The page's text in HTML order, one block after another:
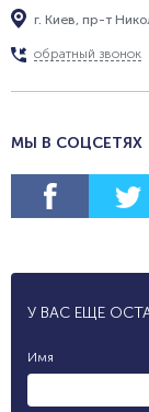
г. Киев, пр-т
обратный звонок
МЫ В СОЦСЕТЯХ
У ВАС ЕЩЕ
Имя